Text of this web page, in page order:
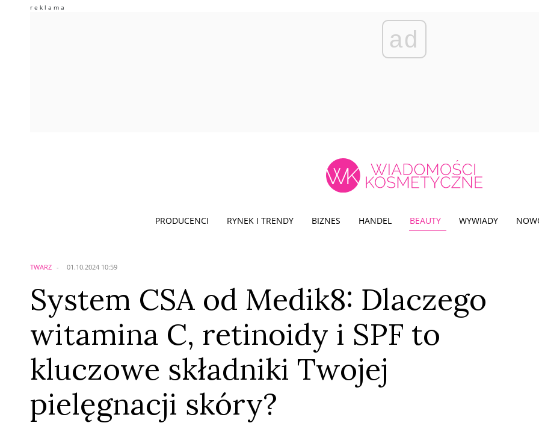
ad
PRODUCENCI RYNEK I TRENDY BIZNES HANDEL BEAUTY WYWIADY
TWARZ 01.10.2024 10:59
System CSA od Medik8: Dlaczego
witamina C, retinoidy i SPF to
kluczowe składniki Twojej
pielęgnacji skóry?